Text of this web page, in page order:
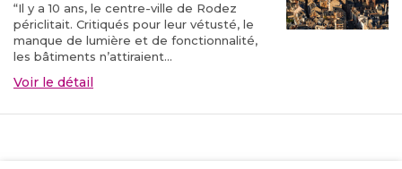
“Il y a 10 ans, le centre-ville de Rodez
périclitait. Critiqués pour leur vétusté, le
manque de lumière et de fonctionnalité,
les bâtiments n’attiraient...
Voir le détail